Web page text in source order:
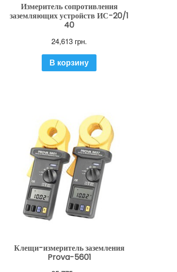
Измеритель сопротивления
заземляющих устройств ИС-20/1
40
24,613 грн.
В корзину
Клещи-измеритель заземления
Prova-5601